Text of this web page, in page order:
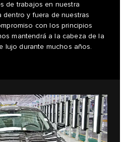
de trabajos en nuestra
dentro y fuera de nuestras
con los principios
mantendrá a la cabeza de la
lujo durante muchos años.